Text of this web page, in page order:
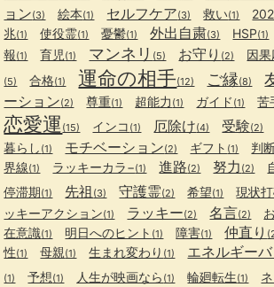
ョン(3) 絵本(1) セルフケア(3) 救い(1)
兆(1) 使役霊(1) 憂鬱(1) 外出自粛(3) HSP(1)
報(1) 育児 (1) マンネリ (5) お守り (2) 因
(5) 合格(1) 運命の相手(12) ご縁(8)
ーション(2) 尊重(1) 超能力 (1) ガイド (1) 苦
恋愛運 (15) インコ (1) 厄除け(4) 受験(2)
暮らし (1) モチベーション(2) ギフト (1) 判
界線(1) ラッキーカラ−(1) 進路(2) 努力 (2)
停滞期(1) 先祖 (3) 守護霊(2) 希望(1) 現状
ッキーアクション(1) ラッキー(2) 名言(2)
在意識(1) 明日へのヒント (1) 障害(1) 仲直り
性(1) 母親(1) 生まれ変わり (1) エネルギー
(1) 予想(1) 人生が映画なら (1) 輪廻転生(1)